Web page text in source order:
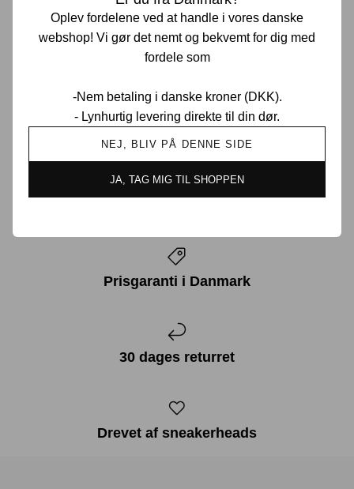
Oplev fordelene ved at handle i vores danske
webshop! Vi gør det nemt og bekvemt for dig med
fordele som
-Nem betaling i danske kroner (DKK).
- Lynhurtig levering direkte til din dør.
NEJ, BLIV PÅ DENNE SIDE
JA, TAG MIG TIL SHOPPEN
og Tokyo som undtagelse. På Supremes hjemmeside er
der “drop-day”, når der kommer nye kollektioner, og på
disse dage stiger trafikken på hjemmesiden med 16.800%,
de nye items. Det kan derfor desværre være noget af en
mission at anskaffe sig den trøje, cap eller taske, ma...
Prisgaranti i Danmark
30 dages returret
Drevet af sneakerheads